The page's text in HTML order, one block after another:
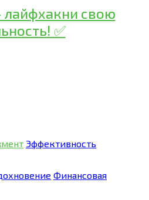
Эффективность
Финансовая